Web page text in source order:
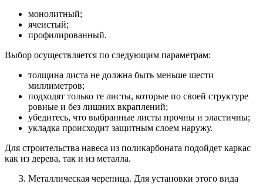
монолитный;
ячеистый;
профилированный.
Выбор осуществляется по следующим параметрам:
толщина листа не должна быть меньше шести
миллиметров;
подходят только те листы, которые по своей структуре
ровные и без лишних вкраплений;
убедитесь, что выбранные листы прочны и эластичны;
укладка происходит защитным слоем наружу.
Для строительства навеса из поликарбоната подойдет каркас
как из дерева, так и из металла.
Металлическая черепица. Для установки этого вида